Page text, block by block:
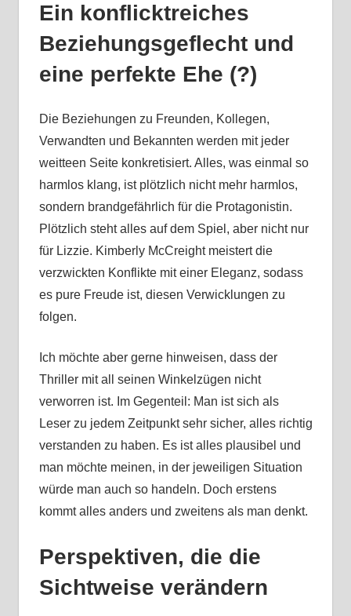
Ein konflicktreiches
Beziehungsgeflecht und
eine perfekte Ehe (?)
Die Beziehungen zu Freunden, Kollegen,
Verwandten und Bekannten werden mit jeder
weitteen Seite konkretisiert. Alles, was einmal so
harmlos klang, ist plötzlich nicht mehr harmlos,
sondern brandgefährlich für die Protagonistin.
Plötzlich steht alles auf dem Spiel, aber nicht nur
für Lizzie. Kimberly McCreight meistert die
verzwickten Konflikte mit einer Eleganz, sodass
es pure Freude ist, diesen Verwicklungen zu
folgen.
Ich möchte aber gerne hinweisen, dass der
Thriller mit all seinen Winkelzügen nicht
verworren ist. Im Gegenteil: Man ist sich als
Leser zu jedem Zeitpunkt sehr sicher, alles richtig
verstanden zu haben. Es ist alles plausibel und
man möchte meinen, in der jeweiligen Situation
würde man auch so handeln. Doch erstens
kommt alles anders und zweitens als man denkt.
Perspektiven, die die
Sichtweise verändern